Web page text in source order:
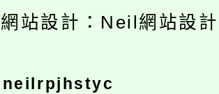
網站設計：Neil網站設
neilrpjhstyc